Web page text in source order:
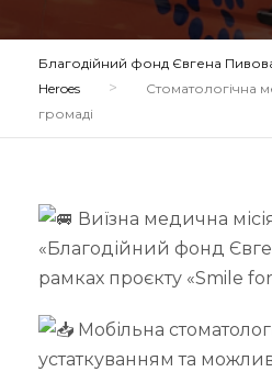
Благодійний фонд Євгена
Heroes
>
Стоматологічна
громаді
Виїзна медична
«Благодійний фонд
рамках проєкту «Smile
Мобільна
устаткуванням та